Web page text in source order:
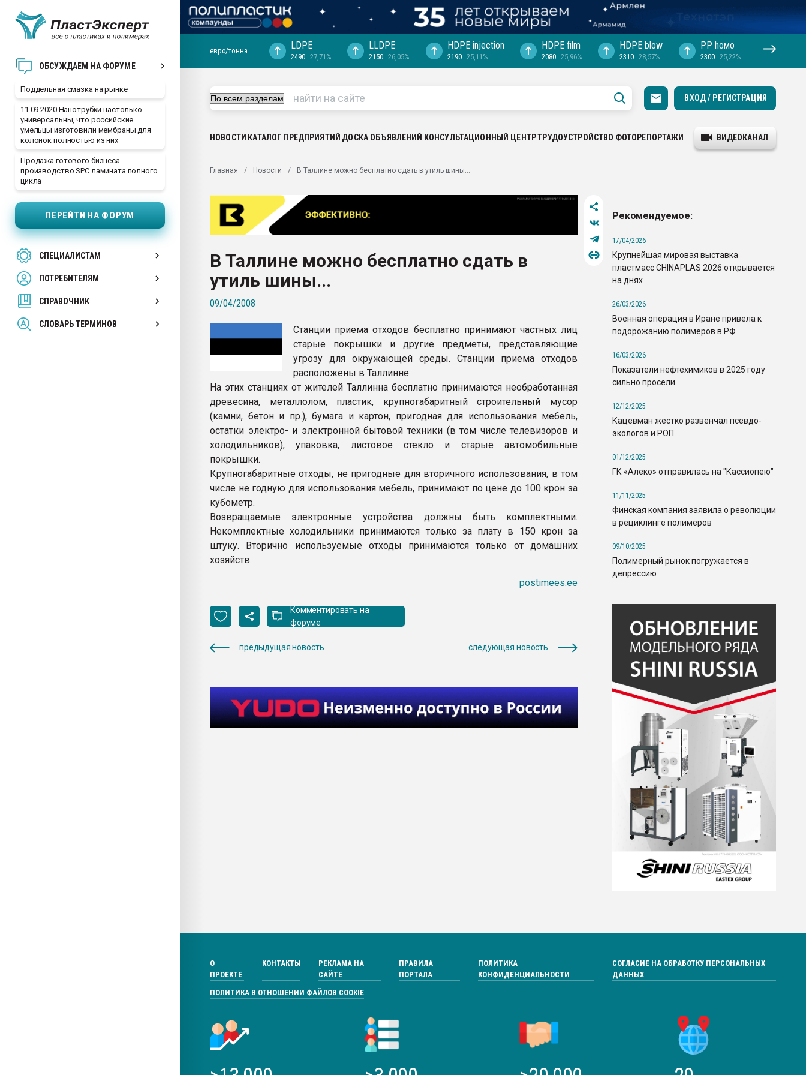
ОБСУЖДАЕМ НА ФОРУМЕ
Поддельная смазка на рынке
11.09.2020 Нанотрубки настолько
универсальны, что российские
умельцы изготовили мембраны для
колонок полностью из них
Продажа готового бизнеса -
производство SPC ламината полного
цикла
ПЕРЕЙТИ НА ФОРУМ
СПЕЦИАЛИСТАМ
ПОТРЕБИТЕЛЯМ
СПРАВОЧНИК
СЛОВАРЬ ТЕРМИНОВ
ближайшее подмосковье, с.-в.
Подмосковье, Москва
первый план в переработке
28.07.2026 "Технониколь" довольна
Всё, что касается выдува ПЭТ
Материал поверхности пуансона для
Продам отходы Композиция
поликарбоната и АБС-пластика
Armaloy PC/ABS-1IM черный цвет
евро/тонна LDPE
2490 27,71%
LLDPE
2150 26,05%
HDPE injection
2190 25,11%
HDPE film
2080 25,96%
HDPE blow
2310 28,57%
PP hомо
2300 25,22%
ВХОД / РЕГИСТРАЦИЯ
НОВОСТИ КАТАЛОГ ПРЕДПРИЯТИЙ ДОСКА ОБЪЯВЛЕНИЙ КОНСУЛЬТАЦИОННЫЙ ЦЕНТРТРУДОУСТРОЙСТВО ФОТОРЕПОРТАЖИ ВИДЕОКАНАЛ
Главная Новости В Таллине можно бесплатно сдать в утиль шины...
В Таллине можно бесплатно сдать в
утиль шины...
09/04/2008
Станции приема отходов бесплатно принимают частных лиц
старые покрышки и другие предметы, представляющие
угрозу для окружающей среды. Станции приема отходов
расположены в Таллинне.
На этих станциях от жителей Таллинна бесплатно принимаются необработанная
древесина, металлолом, пластик, крупногабаритный строительный мусор
(камни, бетон и пр.), бумага и картон, пригодная для использования мебель,
остатки электро- и электронной бытовой техники (в том числе телевизоров и
холодильников), упаковка, листовое стекло и старые автомобильные
покрышки.
Крупногабаритные отходы, не пригодные для вторичного использования, в том
числе не годную для использования мебель, принимают по цене до 100 крон за
кубометр.
Возвращаемые электронные устройства должны быть комплектными.
Некомплектные холодильники принимаются только за плату в 150 крон за
штуку. Вторично используемые отходы принимаются только от домашних
хозяйств.
postimees.ee
Комментировать на
форуме
предыдущая новость следующая новость
Рекомендуемое:
17/04/2026
Крупнейшая мировая выставка
пластмасс CHINAPLAS 2026 открывается
на днях
26/03/2026
Военная операция в Иране привела к
подорожанию полимеров в РФ
16/03/2026
Показатели нефтехимиков в 2025 году
сильно просели
12/12/2025
Кацевман жестко развенчал псевдо-
экологов и РОП
01/12/2025
ГК «Алеко» отправилась на "Кассиопею"
11/11/2025
Финская компания заявила о революции
в рециклинге полимеров
09/10/2025
Полимерный рынок погружается в
депрессию
О
ПРОЕКТЕ
КОНТАКТЫ
РЕКЛАМА НА
САЙТЕ
ПРАВИЛА
ПОРТАЛА
ПОЛИТИКА
КОНФИДЕНЦИАЛЬНОСТИ
СОГЛАСИЕ НА ОБРАБОТКУ ПЕРСОНАЛЬНЫХ
ДАННЫХ
ПОЛИТИКА В ОТНОШЕНИИ ФАЙЛОВ COOKIE